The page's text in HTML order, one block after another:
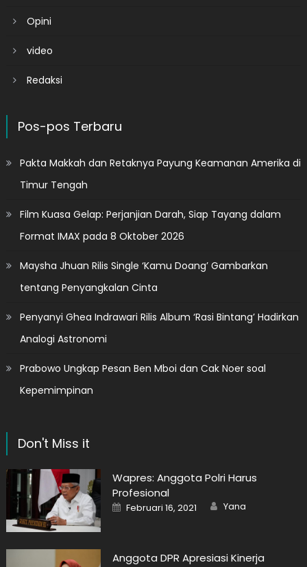
Opini
video
Redaksi
Pos-pos Terbaru
Pakta Makkah dan Retaknya Payung Keamanan Amerika di
Timur Tengah
Film Kuasa Gelap: Perjanjian Darah, Siap Tayang dalam
Format IMAX pada 8 Oktober 2026
Maysha Jhuan Rilis Single ‘Kamu Doang’ Gambarkan
tentang Penyangkalan Cinta
Penyanyi Ghea Indrawari Rilis Album ‘Rasi Bintang’ Hadirkan
Analogi Astronomi
Prabowo Ungkap Pesan Ben Mboi dan Cak Noer soal
Kepemimpinan
Don't Miss it
Wapres: Anggota Polri Harus
Profesional
Posted
on
Februari 16, 2021 Author
Yana
Anggota DPR Apresiasi Kinerja